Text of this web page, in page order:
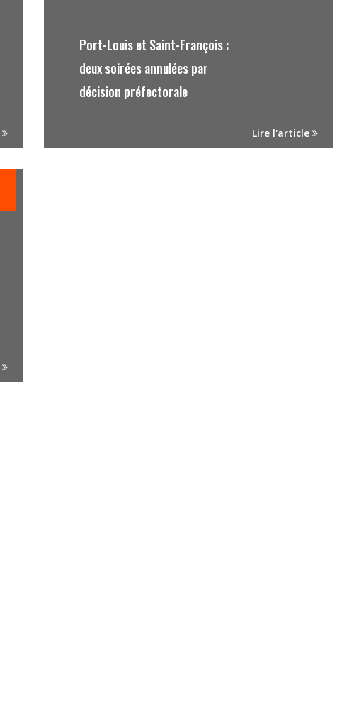
Port-Louis et Saint-François :
deux soirées annulées par
décision préfectorale
Lire l'article